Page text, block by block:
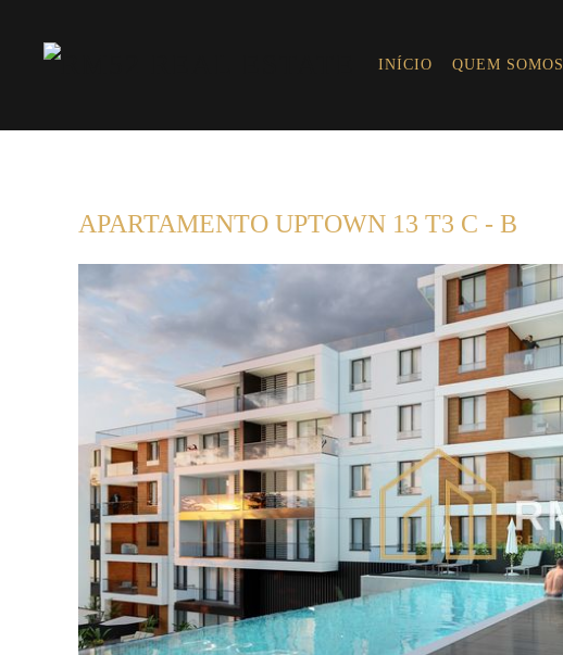
INÍCIO QUEM SOMOS
APARTAMENTO UPTOWN 13 T3 C - B